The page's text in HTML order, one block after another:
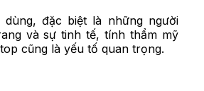
dùng, đặc biệt là những người
và sự tinh tế, tính thẩm mỹ
cũng là yếu tố quan trọng.